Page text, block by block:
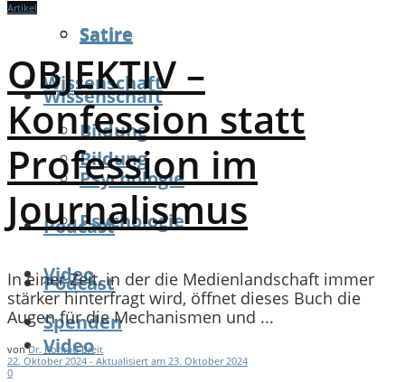
Satire
Wissenschaft
Bildung
Psychologie
Podcast
Video
Satire
Wissenschaft
Bildung
Psychologie
Podcast
Video
Spenden
Artikel
OBJEKTIV –
Konfession statt
Profession im
Journalismus
In einer Zeit, in der die Medienlandschaft immer
stärker hinterfragt wird, öffnet dieses Buch die
Augen für die Mechanismen und ...
von Dr. Konrad Breit
22. Oktober 2024 - Aktualisiert am 23. Oktober 2024
0